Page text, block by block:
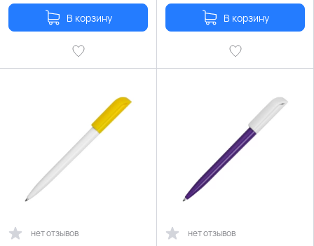
В корзину В корзину
нет отзывов нет отзывов